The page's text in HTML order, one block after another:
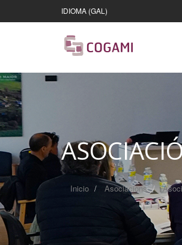
IDIOMA (GAL)
Inicio Asociacións